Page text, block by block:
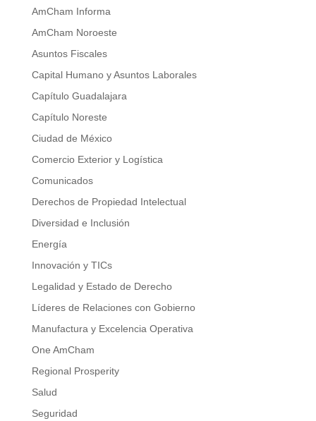
AmCham Informa
AmCham Noroeste
Asuntos Fiscales
Capital Humano y Asuntos Laborales
Capítulo Guadalajara
Capítulo Noreste
Ciudad de México
Comercio Exterior y Logística
Comunicados
Derechos de Propiedad Intelectual
Diversidad e Inclusión
Energía
Innovación y TICs
Legalidad y Estado de Derecho
Líderes de Relaciones con Gobierno
Manufactura y Excelencia Operativa
One AmCham
Regional Prosperity
Salud
Seguridad